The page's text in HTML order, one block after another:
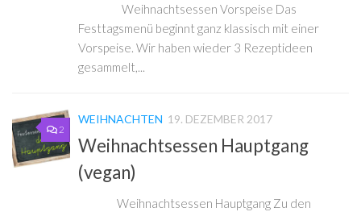
Weihnachtsessen Vorspeise Das
Festtagsmenü beginnt ganz klassisch mit einer
Vorspeise. Wir haben wieder 3 Rezeptideen
gesammelt,...
2
WEIHNACHTEN 19. DEZEMBER 2017
Weihnachtsessen Hauptgang
(vegan)
Weihnachtsessen Hauptgang Zu den